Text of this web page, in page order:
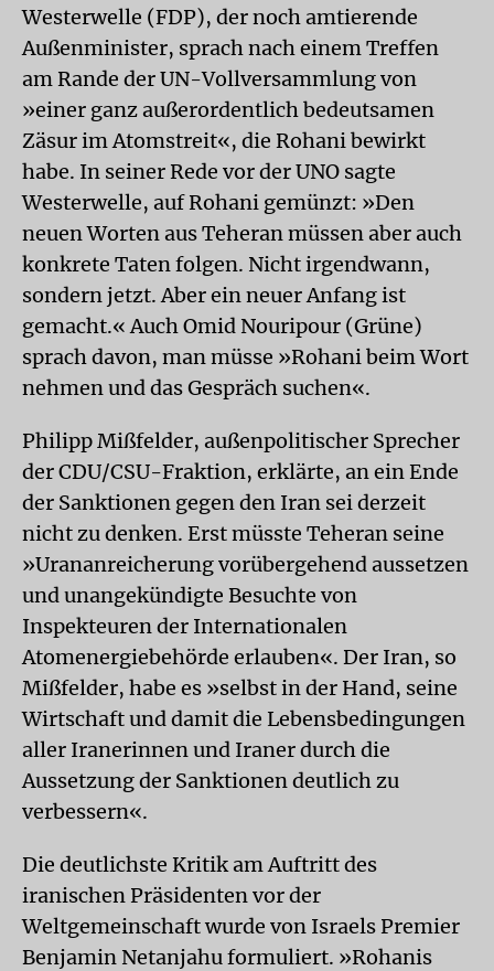
Westerwelle (FDP), der noch amtierende
Außenminister, sprach nach einem Treffen
am Rande der UN-Vollversammlung von
»einer ganz außerordentlich bedeutsamen
Zäsur im Atomstreit«, die Rohani bewirkt
habe. In seiner Rede vor der UNO sagte
Westerwelle, auf Rohani gemünzt: »Den
neuen Worten aus Teheran müssen aber auch
konkrete Taten folgen. Nicht irgendwann,
sondern jetzt. Aber ein neuer Anfang ist
gemacht.« Auch Omid Nouripour (Grüne)
sprach davon, man müsse »Rohani beim Wort
nehmen und das Gespräch suchen«.
Philipp Mißfelder, außenpolitischer Sprecher
der CDU/CSU-Fraktion, erklärte, an ein Ende
der Sanktionen gegen den Iran sei derzeit
nicht zu denken. Erst müsste Teheran seine
»Urananreicherung vorübergehend aussetzen
und unangekündigte Besuchte von
Inspekteuren der Internationalen
Atomenergiebehörde erlauben«. Der Iran, so
Mißfelder, habe es »selbst in der Hand, seine
Wirtschaft und damit die Lebensbedingungen
aller Iranerinnen und Iraner durch die
Aussetzung der Sanktionen deutlich zu
verbessern«.
Die deutlichste Kritik am Auftritt des
iranischen Präsidenten vor der
Weltgemeinschaft wurde von Israels Premier
Benjamin Netanjahu formuliert. »Rohanis